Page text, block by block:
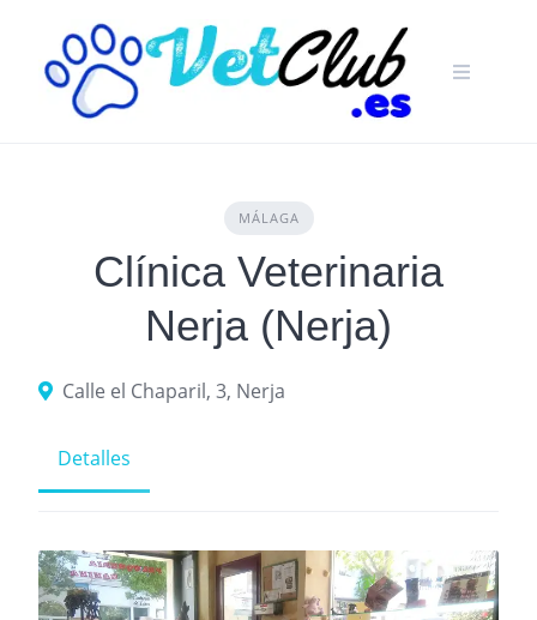
content
MÁLAGA
Clínica Veterinaria
Nerja (Nerja)
Calle el Chaparil, 3, Nerja
Detalles